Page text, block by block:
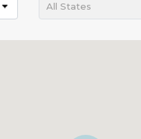
All States